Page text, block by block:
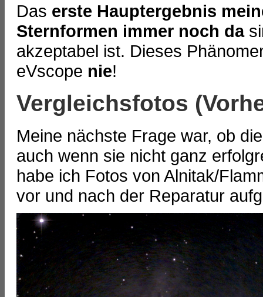
Das erste Hauptergebnis
Sternformen immer noch da
akzeptabel ist. Dieses
eVscope nie!
Vergleichsfotos
Meine nächste Frage war, ob
auch wenn sie nicht ganz
habe ich Fotos von Alnitak/
vor und nach der Reparatur